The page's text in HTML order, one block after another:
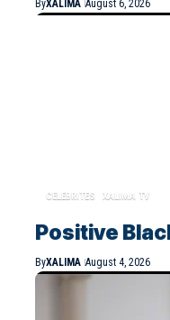
ByXALIMA August 6, 2026
CELEBRITES XALIMA TV
Positive
ByXALIMA August 4, 2026